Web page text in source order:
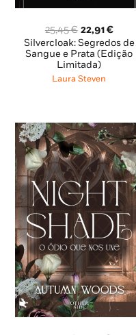
25,45€ O
preço
original
era:
25,45 €.
22,91€O
preço
atual
Silvercloak: Segredos de
Sangue e Prata (Edição
Limitada)
Laura Steven